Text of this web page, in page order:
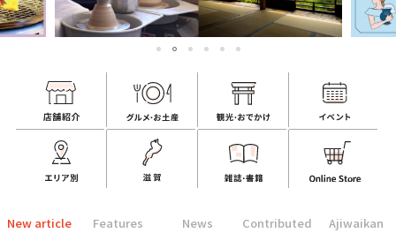
1 2 3 4 5 6
New article Features News
Contributed
Ajiwaikan